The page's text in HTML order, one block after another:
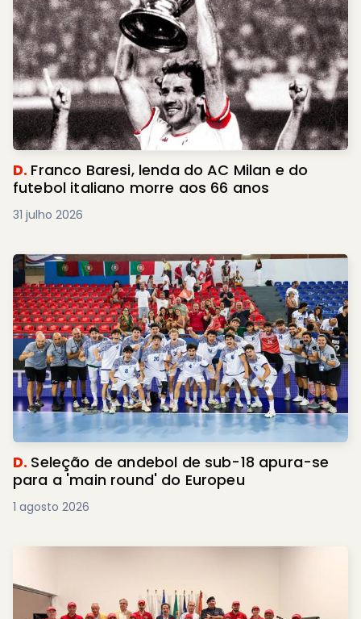
D. Franco Baresi, lenda do AC Milan e do
futebol italiano morre aos 66 anos
31 julho 2026
D. Seleção de andebol de sub-18 apura-se
para a 'main round' do Europeu
1 agosto 2026